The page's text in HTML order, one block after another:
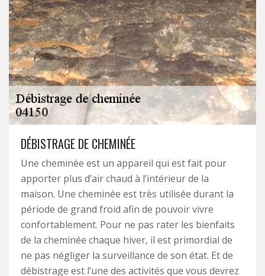
DÉBISTRAGE DE CHEMINÉE
Une cheminée est un appareil qui est fait pour
apporter plus d’air chaud à l’intérieur de la
maison. Une cheminée est très utilisée durant la
période de grand froid afin de pouvoir vivre
confortablement. Pour ne pas rater les bienfaits
de la cheminée chaque hiver, il est primordial de
ne pas négliger la surveillance de son état. Et de
débistrage est l’une des activités que vous devrez